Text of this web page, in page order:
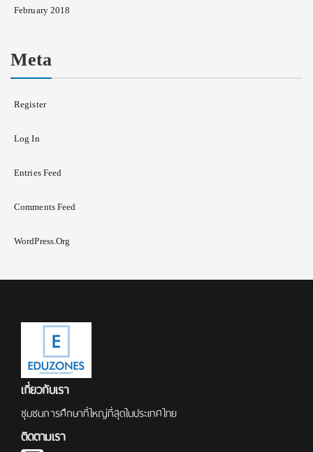
February 2018
Meta
Register
Log In
Entries Feed
Comments Feed
WordPress.org
เกี่ยวกับเรา
ชุมชนการศึกษาที่ใหญ่ที่สุดในประเทศไทย
ติดตามเรา